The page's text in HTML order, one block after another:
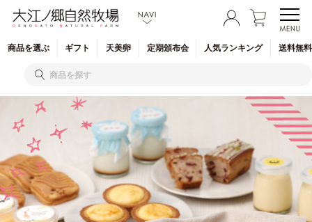
商品を選ぶ ギフト 天美卵 定期頒布会 人気ランキング 送料無